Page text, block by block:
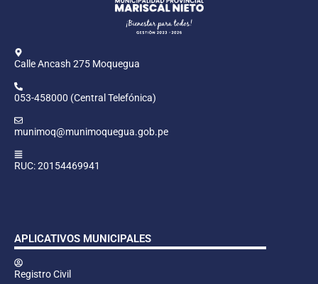
Calle Ancash 275 Moquegua
053-458000 (Central Telefónica)
munimoq@munimoquegua.gob.pe
RUC: 20154469941
APLICATIVOS MUNICIPALES
Registro Civil